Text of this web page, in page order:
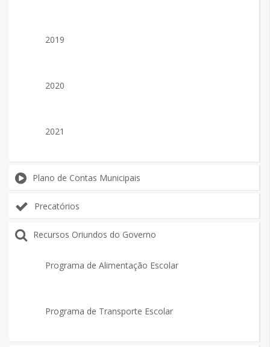
2019
2020
2021
Plano de Contas Municipais
Precatórios
Recursos Oriundos do Governo
Programa de Alimentação Escolar
Programa de Transporte Escolar